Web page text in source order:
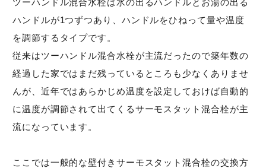
ハンドルが1つずつあり、ハンドルをひねって量や温度
を調節するタイプです。
従来はツーハンドル混合水栓が主流だったので築年数の
経過した家ではまだ残っているところも少なくありませ
んが、近年ではあらかじめ温度を設定しておけば自動的
に温度が調節されて出てくるサーモスタット混合栓が主
流になっています。
ここでは一般的な壁付きサーモスタット混合栓の交換方